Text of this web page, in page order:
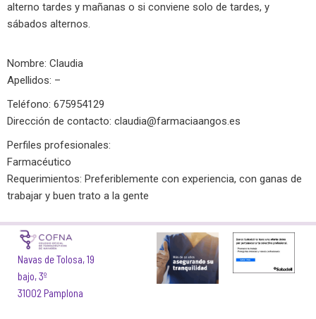
alterno tardes y mañanas o si conviene solo de tardes, y
sábados alternos.
Nombre: Claudia
Apellidos: –
Teléfono: 675954129
Dirección de contacto: claudia@farmaciaangos.es
Perfiles profesionales:
Farmacéutico
Requerimientos: Preferiblemente con experiencia, con ganas de
trabajar y buen trato a la gente
Navas de Tolosa, 19
bajo, 3º
31002 Pamplona